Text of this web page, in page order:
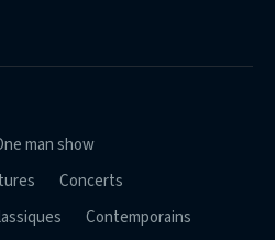
man show
Concerts
Contemporains